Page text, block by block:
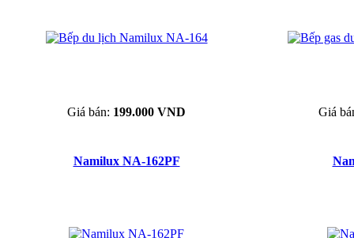
Giá bán: 199.000 VND Giá
Namilux NA-162PF